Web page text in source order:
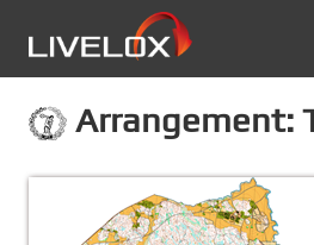
Arrangement: